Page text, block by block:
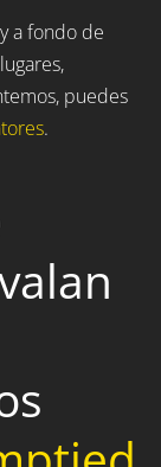
a fondo de
puedes
.